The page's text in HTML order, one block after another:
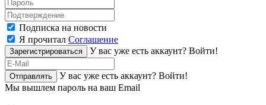
Подписка на новости
Я прочитал Соглашение
Зарегистрироваться У вас уже есть аккаунт? Войти!
Отправлять У вас уже есть аккаунт? Войти!
Мы вышлем пароль на ваш Email